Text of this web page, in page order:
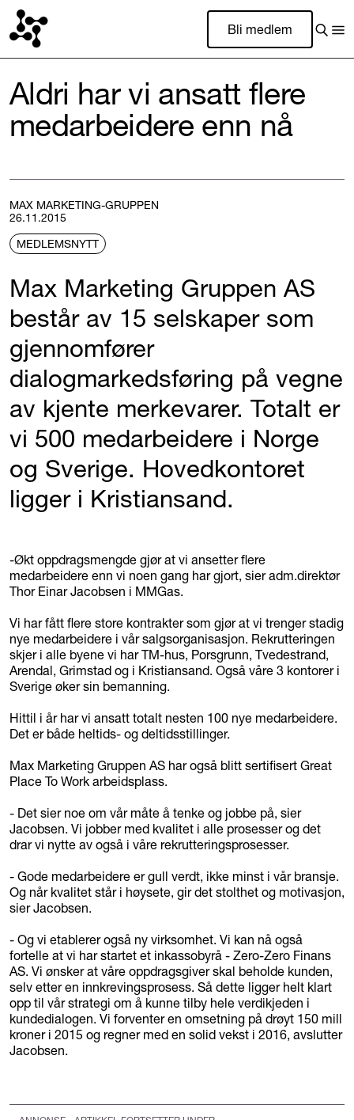
Bli medlem
Aldri har vi ansatt flere
medarbeidere enn nå
MAX MARKETING-GRUPPEN
26.11.2015
MEDLEMSNYTT
Max Marketing Gruppen AS
består av 15 selskaper som
gjennomfører
dialogmarkedsføring på vegne
av kjente merkevarer. Totalt er
vi 500 medarbeidere i Norge
og Sverige. Hovedkontoret
ligger i Kristiansand.
-Økt oppdragsmengde gjør at vi ansetter flere
medarbeidere enn vi noen gang har gjort, sier adm.direktør
Thor Einar Jacobsen i MMGas.
Vi har fått flere store kontrakter som gjør at vi trenger stadig
nye medarbeidere i vår salgsorganisasjon. Rekrutteringen
skjer i alle byene vi har TM-hus, Porsgrunn, Tvedestrand,
Arendal, Grimstad og i Kristiansand. Også våre 3 kontorer i
Sverige øker sin bemanning.
Hittil i år har vi ansatt totalt nesten 100 nye medarbeidere.
Det er både heltids- og deltidsstillinger.
Max Marketing Gruppen AS har også blitt sertifisert Great
Place To Work arbeidsplass.
- Det sier noe om vår måte å tenke og jobbe på, sier
Jacobsen. Vi jobber med kvalitet i alle prosesser og det
drar vi nytte av også i våre rekrutteringsprosesser.
- Gode medarbeidere er gull verdt, ikke minst i vår bransje.
Og når kvalitet står i høysete, gir det stolthet og motivasjon,
sier Jacobsen.
- Og vi etablerer også ny virksomhet. Vi kan nå også
fortelle at vi har startet et inkassobyrå - Zero-Zero Finans
AS. Vi ønsker at våre oppdragsgiver skal beholde kunden,
selv etter en innkrevingsprosess. Så dette ligger helt klart
opp til vår strategi om å kunne tilby hele verdikjeden i
kundedialogen. Vi forventer en omsetning på drøyt 150 mill
kroner i 2015 og regner med en solid vekst i 2016, avslutter
Jacobsen.